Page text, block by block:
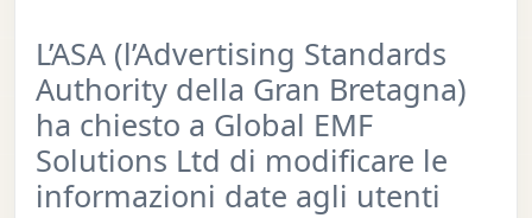
L’ASA (l’Advertising Standards
Authority della Gran Bretagna)
ha chiesto a Global EMF
Solutions Ltd di modificare le
informazioni date agli utenti